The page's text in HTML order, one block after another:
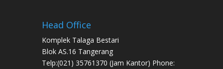
Head Office
Komplek Talaga Bestari
Blok AS.16 Tangerang
Telp:(021) 35761370 (Jam Kantor) Phone: